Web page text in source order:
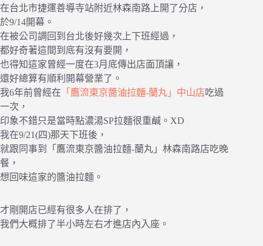
在台北市捷運善導寺站附近林森南路上開了分店，
於9/14開幕。
在被公司調回到台北後好幾次上下班經過，
都好奇著這間到底有沒有要開，
也得知這家曾經一度在3月底傳出店面頂讓，
還好總算有順利開幕營業了。
我6年前曾經在 「鷹流東京醬油拉麵-蘭丸」中山店吃過
一次，
印象不錯只是當時點濃湯SP拉麵很重鹹。XD
我在9/21(四)那天下班後，
就跟同事到「鷹流東京醬油拉麵-蘭丸」林森南路店吃晚
餐，
想回味這家的醬油拉麵。
才剛開店已經有很多人在排了，
我們大概排了半小時左右才進店內入座。